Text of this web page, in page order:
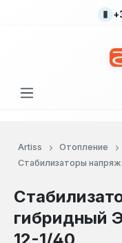
Перейти к
Artiss Отопление
Стабилизаторы
гибридный